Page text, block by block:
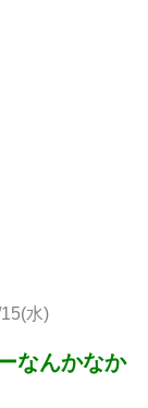
水)
なんかなか